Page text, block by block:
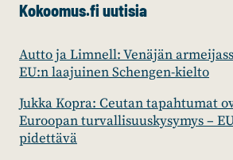
Kokoomus.fi uutisia
Autto ja Limnell: Venäjän
EU:n laajuinen Schengen-kielto
Jukka Kopra: Ceutan tapahtumat
Euroopan turvallisuuskysymys –
pidettävä